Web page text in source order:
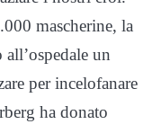
mascherine, la
un
per incelofanare
ha donato